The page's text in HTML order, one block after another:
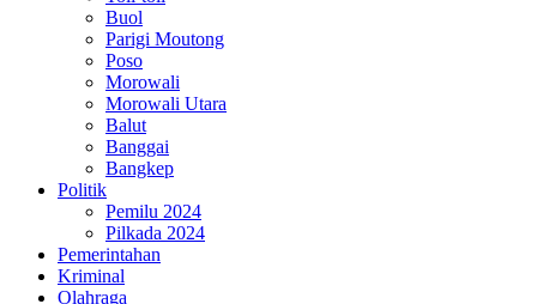
Buol
Parigi Moutong
Poso
Morowali
Morowali Utara
Balut
Banggai
Bangkep
Politik
Pemilu 2024
Pilkada 2024
Pemerintahan
Kriminal
Olahraga